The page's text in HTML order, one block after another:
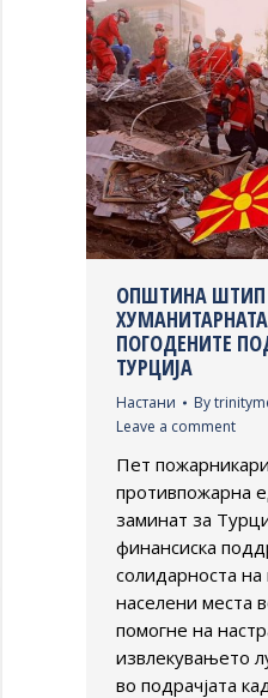
ОПШТИНА ШТИП
ПОГОДЕНИТЕ
ТУРЦИЈА
Настани By
Leave a comment
Пет
противпожарна
заминат за
финансиска
солидарноста на
населени места
помогне на
извлекувањето
во подрачјата